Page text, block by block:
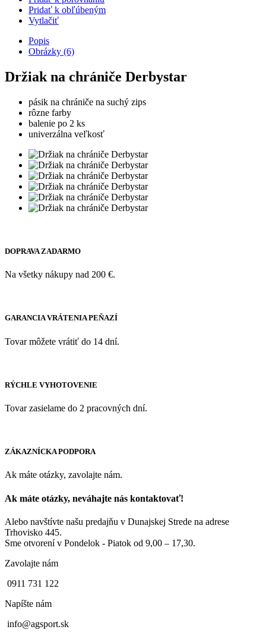
Pridať k obľúbeným
Vytlačiť
Popis
Obrázky (6)
Držiak na chrániče Derbystar
pásik na chrániče na suchý zips
rôzne farby
balenie po 2 ks
univerzálna veľkosť
DOPRAVA ZADARMO
Na všetky nákupy nad 200 €.
GARANCIA VRÁTENIA PEŇAZÍ
Tovar môžete vrátiť do 14 dní.
RÝCHLE VYHOTOVENIE
Tovar zasielame do 2 pracovných dní.
ZÁKAZNÍCKA PODPORA
Ak máte otázky, zavolajte nám.
Ak máte otázky, neváhajte nás kontaktovať!
Alebo navštívte našu predajňu v Dunajskej Strede na adrese
Trhovisko 445.
Sme otvorení v Pondelok - Piatok od 9,00 – 17,30.
Zavolajte nám
0911 731 122
Napíšte nám
info@agsport.sk